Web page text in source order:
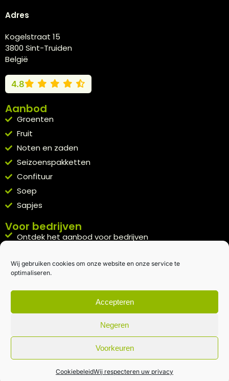
Wij gebruiken cookies om onze website en onze service te
optimaliseren.
Accepteren
Negeren
Voorkeuren
CookiebeleidWij respecteren uw privacy
Adres
Kogelstraat 15
3800 Sint-Truiden
België
4.8
Aanbod
Groenten
Fruit
Noten en zaden
Seizoenspakketten
Confituur
Soep
Sapjes
Voor bedrijven
Ontdek het aanbod voor bedrijven
Kennismakingspakket aanvragen
Blijft op de hoogte
Rechtstreeks van het veld naar je inbox.
Inschrijven nieuwsbrief
Algemene voorwaarden|Privacybeleid| gemaakt met door
creativitijd